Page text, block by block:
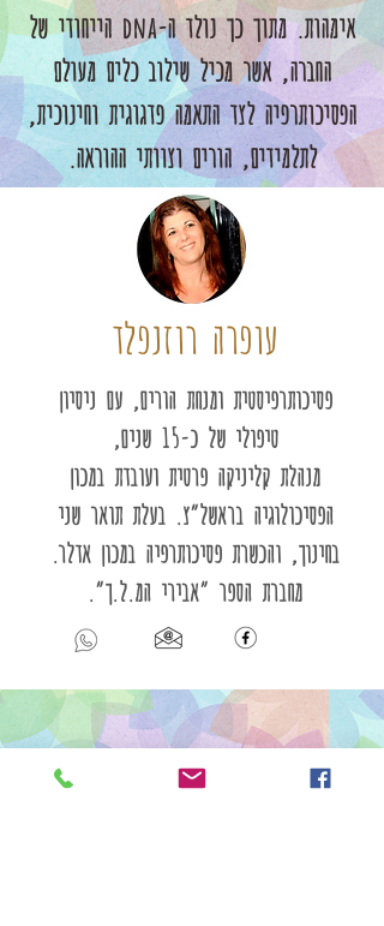
אימהות. מתוך כך נולד ה-dna הייחודי של
החברה, אשר מכיל שילוב כלים מעולם
הפסיכותרפיה לצד התאמה פדגוגית וחינוכית,
לתלמידים, הורים וצוותי ההוראה.
עופרה רוזנפלד
פסיכותרפיסטית ומנחת הורים, עם ניסיון
טיפולי של כ-15 שנים,
מנהלת קליניקה פרטית ועובדת במכון
הפסיכולוגיה בראשל״צ. בעלת תואר שני
בחינוך, והכשרת פסיכותרפיה במכון אדלר.
מחברת הספר ״אבירי המ.ל.ך״.